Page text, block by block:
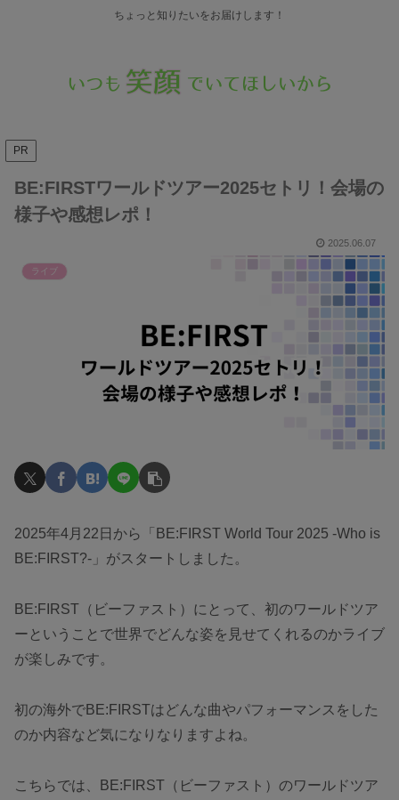
ちょっと知りたいをお届けします！
PR
BE:FIRSTワールドツアー2025セトリ！会場の
様子や感想レポ！
2025.06.07
ライブ
2025年4月22日から「BE:FIRST World Tour 2025 -Who is
BE:FIRST?-」がスタートしました。
BE:FIRST（ビーファスト）にとって、初のワールドツア
ーということで世界でどんな姿を見せてくれるのかライブ
が楽しみです。
初の海外でBE:FIRSTはどんな曲やパフォーマンスをした
のか内容など気になりなりますよね。
こちらでは、BE:FIRST（ビーファスト）のワールドツア